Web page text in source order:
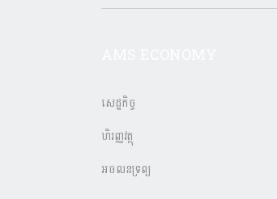
សេដ្ឋកិច្ច
ហិរញ្ញវត្ថុ
អចលនទ្រព្យ